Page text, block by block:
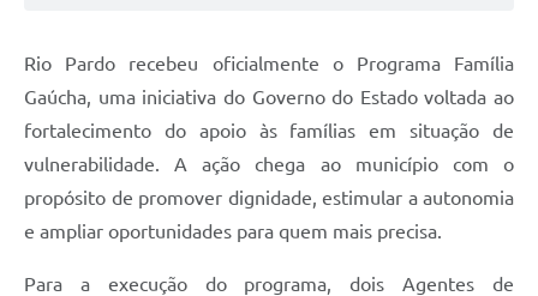
Rio Pardo recebeu oficialmente o Programa Família
Gaúcha, uma iniciativa do Governo do Estado voltada ao
fortalecimento do apoio às famílias em situação de
vulnerabilidade. A ação chega ao município com o
propósito de promover dignidade, estimular a autonomia
e ampliar oportunidades para quem mais precisa.
Para a execução do programa, dois Agentes de